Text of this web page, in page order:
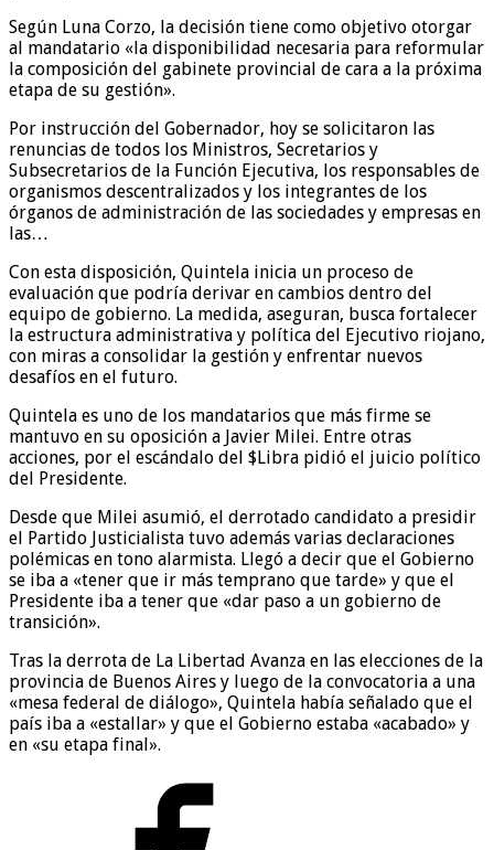
Según Luna Corzo, la decisión tiene como objetivo otorgar
al mandatario «la disponibilidad necesaria para reformular
la composición del gabinete provincial de cara a la próxima
etapa de su gestión».
Por instrucción del Gobernador, hoy se solicitaron las
renuncias de todos los Ministros, Secretarios y
Subsecretarios de la Función Ejecutiva, los responsables de
organismos descentralizados y los integrantes de los
órganos de administración de las sociedades y empresas en
las…
Con esta disposición, Quintela inicia un proceso de
evaluación que podría derivar en cambios dentro del
equipo de gobierno. La medida, aseguran, busca fortalecer
la estructura administrativa y política del Ejecutivo riojano,
con miras a consolidar la gestión y enfrentar nuevos
desafíos en el futuro.
Quintela es uno de los mandatarios que más firme se
mantuvo en su oposición a Javier Milei. Entre otras
acciones, por el escándalo del $Libra pidió el juicio político
del Presidente.
Desde que Milei asumió, el derrotado candidato a presidir
el Partido Justicialista tuvo además varias declaraciones
polémicas en tono alarmista. Llegó a decir que el Gobierno
se iba a «tener que ir más temprano que tarde» y que el
Presidente iba a tener que «dar paso a un gobierno de
transición».
Tras la derrota de La Libertad Avanza en las elecciones de la
provincia de Buenos Aires y luego de la convocatoria a una
«mesa federal de diálogo», Quintela había señalado que el
país iba a «estallar» y que el Gobierno estaba «acabado» y
en «su etapa final».